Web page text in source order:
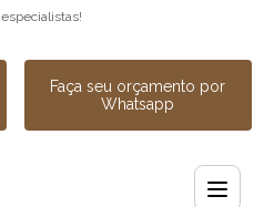
Faça seu orçamento por
Whatsapp